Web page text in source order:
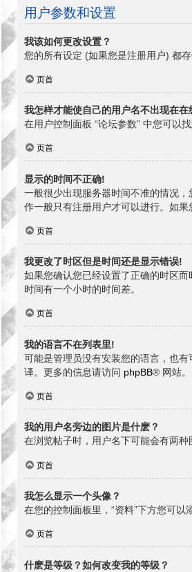
用户参数和设置
我该如何更改设置？
您的所有设定 (如果您是注册用户) 都
页首
我怎样才能使自己的用户名不出现在在
在用户控制面板 “论坛参数” 中您可以
页首
显示的时间不正确!
一般很少出现服务器时间不准的情况
作一般只有注册用户才可以进行。如果
页首
我更改了时区但是时间还是显示错误!
如果您确认您已经设置了正确的时区
时间有一个小时的时间差。
页首
我的语言不在列表里!
可能是管理员没有安装您的语言，也
译。更多的信息请访问 phpBB® 网站。
页首
我的用户名旁边的图片是什麽？
在浏览帖子时，用户名下可能会有两
页首
我怎么显示一个头像？
在您的控制面板里，“资料”下方您可
页首
什麽是等级？如何改变我的等级？